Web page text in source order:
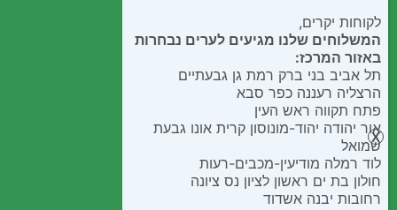
לקוחות יקרים,
המשלוחים שלנו מגיעים לערים נבחרות
באזור המרכז:
תל אביב בני ברק רמת גן גבעתיים
הרצליה רעננה כפר סבא
פתח תקווה ראש העין
אור יהודה יהוד-מונוסון קרית אונו גבעת
שמואל
לוד רמלה מודיעין-מכבים-רעות
חולון בת ים ראשון לציון נס ציונה
רחובות יבנה אשדוד